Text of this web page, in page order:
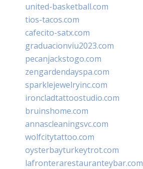
united-basketball.com
tios-tacos.com
cafecito-satx.com
graduacionviu2023.com
pecanjackstogo.com
zengardendayspa.com
sparklejewelryinc.com
ironcladtattoostudio.com
bruinshome.com
annascleaningsvc.com
wolfcitytattoo.com
oysterbayturkeytrot.com
lafronterarestauranteybar.com